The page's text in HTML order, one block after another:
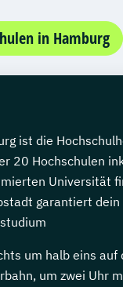
in Hamburg
ist die
20 Hochschulen
Universität
garantiert dein
um halb eins auf
um zwei Uhr